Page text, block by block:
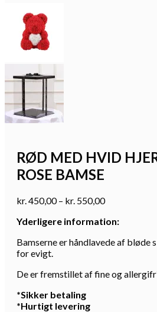
RØD MED HVID
ROSE BAMSE
kr.450,00 – kr. 550,00Prisinterval:
til
Yderligere information:
Bamserne er håndlavede af bløde
for evigt.
De er fremstillet af fine og
*Sikker betaling
*Hurtigt levering